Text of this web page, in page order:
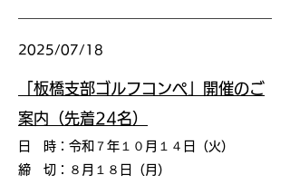
2025/07/18
「板橋支部ゴルフコンペ」開催のご
案内（先着24名）
日 時：令和７年１０月１４日（火）
締 切：８月１８日（月）